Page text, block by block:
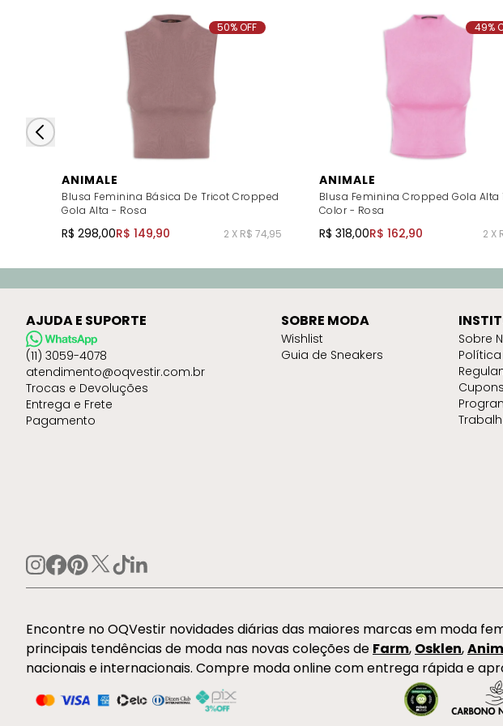
ANIMALE
Blusa Feminina Básica De Tricot Cropped
Gola Alta - Rosa
R$ 298,00R$ 149,90 2 X R$ 74,95
50% OFF
ANIMALE
Blusa Feminina Cropped Gola Alta
Color - Rosa
R$ 318,00R$ 162,90 2 X
49%
AJUDA E SUPORTE
(11) 3059-4078
atendimento@oqvestir.com.br
Trocas e Devoluções
Entrega e Frete
Pagamento
SOBRE MODA
Wishlist
Guia de Sneakers
Sobre
Encontre no OQVestir novidades diárias das maiores marcas em moda
principais tendências de moda nas novas coleções de Farm, Osklen,
nacionais e internacionais. Compre moda online com entrega rápida e